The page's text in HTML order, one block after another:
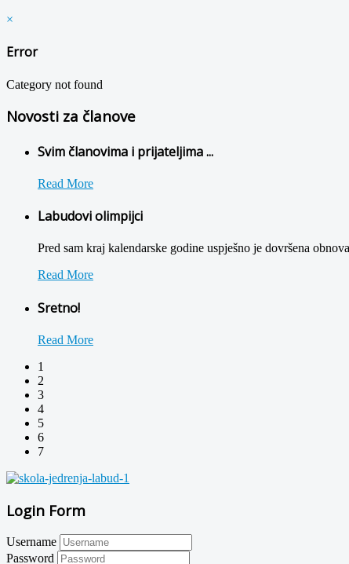
×
Error
Category not found
Novosti za članove
Svim članovima i prijateljima ...
Read More
Labudovi olimpijci
Pred sam kraj kalendarske godine uspješno je dovršena
Read More
Sretno!
Read More
1
2
3
4
5
6
7
Login Form
Username
Password